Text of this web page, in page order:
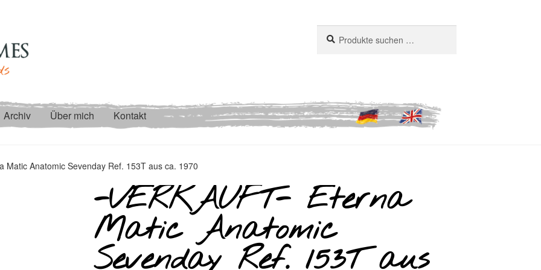
nach:
Archiv Über mich Kontakt
Matic Anatomic Sevenday Ref. 153T aus ca. 1970
-VERKAUFT- Eterna
Matic Anatomic
Sevenday Ref. 153T aus